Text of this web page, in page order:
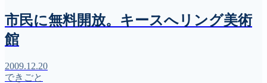
市民に無料開放。キースへリング美術
館
2009.12.20
できごと